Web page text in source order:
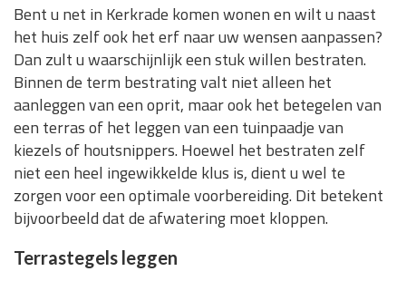
Bent u net in Kerkrade komen wonen en wilt u naast
het huis zelf ook het erf naar uw wensen aanpassen?
Dan zult u waarschijnlijk een stuk willen bestraten.
Binnen de term bestrating valt niet alleen het
aanleggen van een oprit, maar ook het betegelen van
een terras of het leggen van een tuinpaadje van
kiezels of houtsnippers. Hoewel het bestraten zelf
niet een heel ingewikkelde klus is, dient u wel te
zorgen voor een optimale voorbereiding. Dit betekent
bijvoorbeeld dat de afwatering moet kloppen.
Terrastegels leggen